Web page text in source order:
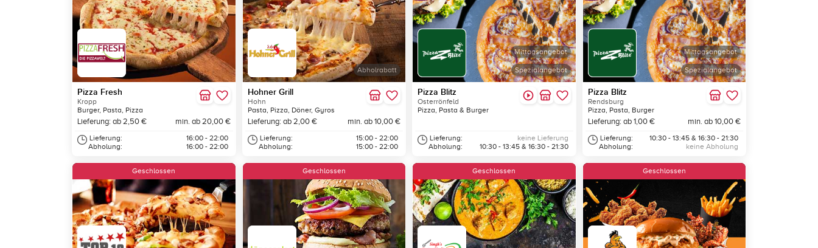
Pizza Fresh
Kropp
Burger, Pasta, Pizza
Lieferung: ab 2,50 € min. ab 20,00 €
Lieferung:
Abholung:
16:00 - 22:00
16:00 - 22:00
Abholrabatt
Hohner Grill
Hohn
Pasta, Pizza, Döner, Gyros
Lieferung: ab 2,00 € min. ab 10,00 €
Lieferung:
Abholung:
15:00 - 22:00
15:00 - 22:00
Spezialangebot
Mittagsangebot
Pizza Blitz
Osterrönfeld
Pizza, Pasta & Burger
Lieferung:
Abholung:
keine Lieferung
10:30 - 13:45 & 16:30 - 21:30
Spezialangebot
Mittagsangebot
Pizza Blitz
Rendsburg
Pizza, Pasta, Burger
Lieferung: ab 1,00 € min. ab 10,00 €
Lieferung:
Abholung:
10:30 - 13:45 & 16:30 - 21:30
keine Abholung
Geschlossen Geschlossen Geschlossen Geschlossen